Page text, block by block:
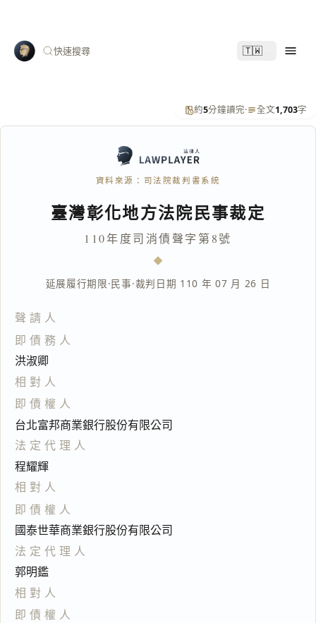
快速搜尋 🇹🇼
約5分鐘讀完· 全文1,703字
資料來源：司法院裁判書系統
臺灣彰化地方法院民事裁定
110年度司消債聲字第8號
延展履行期限·民事·裁判日期 110 年 07 月 26 日
聲請人
即債務人
洪淑卿
相對人
即債權人
台北富邦商業銀行股份有限公司
法定代理人
程耀輝
相對人
即債權人
國泰世華商業銀行股份有限公司
法定代理人
郭明鑑
相對人
即債權人